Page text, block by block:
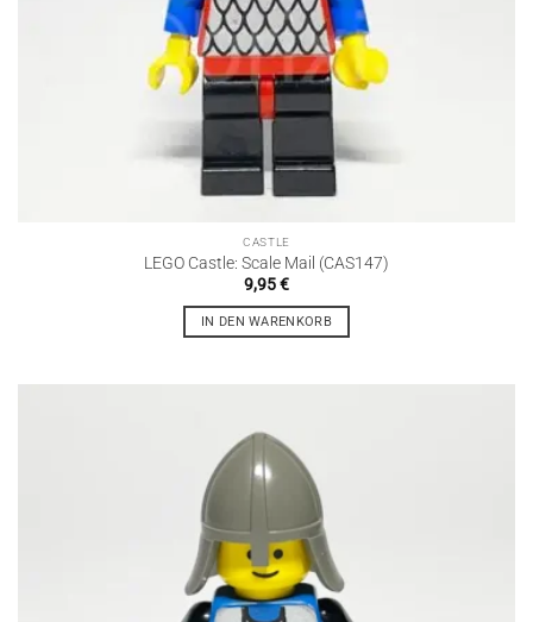
CASTLE
LEGO Castle: Scale Mail (CAS147)
9,95€
IN DEN WARENKORB